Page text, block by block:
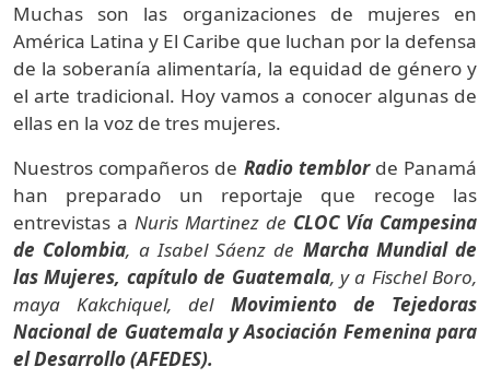
Muchas son las organizaciones de mujeres en
América Latina y El Caribe que luchan por la defensa
de la soberanía alimentaría, la equidad de género y
el arte tradicional. Hoy vamos a conocer algunas de
ellas en la voz de tres mujeres.
Nuestros compañeros de Radio temblorde Panamá
han preparado un reportaje que recoge las
entrevistas a Nuris Martinez de CLOC Vía Campesina
de Colombia, a Isabel Sáenz de Marcha Mundial de
las Mujeres, capítulo de Guatemala, y a Fischel Boro,
maya Kakchiquel, del Movimiento de Tejedoras
Nacional de Guatemala y Asociación Femenina para
el Desarrollo (AFEDES).